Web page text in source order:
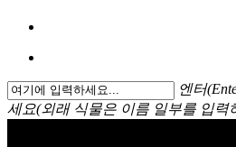
엔터
세요(외래 식물은 이름 일부를 입력